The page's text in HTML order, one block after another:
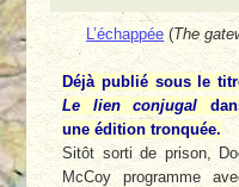
L’échappée (The
Déjà publié sous le
Le lien conjugal
une édition tronquée.
Sitôt sorti de prison,
McCoy programme